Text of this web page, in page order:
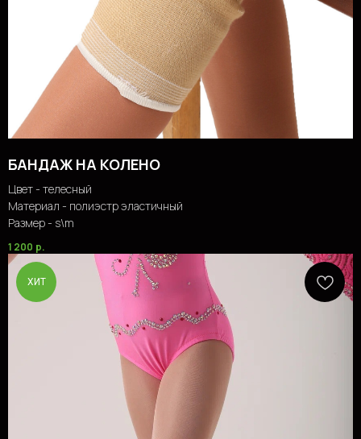
БАНДАЖ НА КОЛЕНО
Цвет - телесный
Материал - полиэстр эластичный
Размер - s\m
1 200 р.
ХИТ